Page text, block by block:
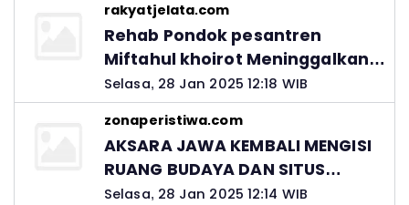
rakyatjelata.com
Rehab Pondok pesantren
Miftahul khoirot Meninggalkan
Hutang Ke Material, Mantan
Kadis PUPR Harus Bertanggung
Jawab
Selasa, 28 Jan 2025 12:18 WIB
zonaperistiwa.com
AKSARA JAWA KEMBALI MENGISI
RUANG BUDAYA DAN SITUS
LELUHUR NUSANTARA
Selasa, 28 Jan 2025 12:14 WIB